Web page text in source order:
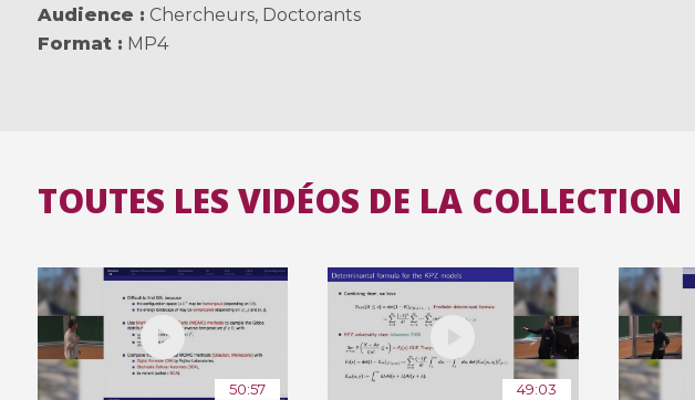
Audience
Chercheurs, Doctorants
Format
MP4
TOUTES LES VIDÉOS DE LA COLLECTION
50:57 49:03